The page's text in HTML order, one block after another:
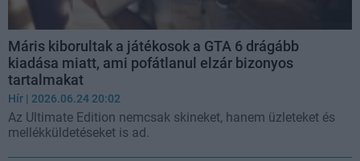
Máris kiborultak a játékosok a GTA 6 drágább
kiadása miatt, ami pofátlanul elzár bizonyos
tartalmakat
Hír | 2026.06.24 20:02
Az Ultimate Edition nemcsak skineket, hanem üzleteket és
mellékküldetéseket is ad.